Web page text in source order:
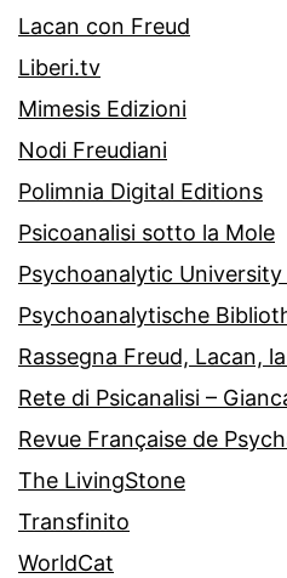
Lacan con Freud
Liberi.tv
Mimesis Edizioni
Nodi Freudiani
Polimnia Digital Editions
Psicoanalisi sotto la Mole
Psychoanalytic University
Psychoanalytische
Rassegna Freud, Lacan,
Rete di Psicanalisi –
Revue Française de
The LivingStone
Transfinito
WorldCat